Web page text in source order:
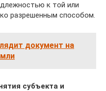
к той или
разрешенным способом.
документ на
субъекта и